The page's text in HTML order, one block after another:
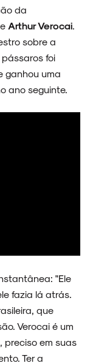
da
Arthur Verocai
sobre a
foi
ganhou uma
ano seguinte.
"Ele
fazia lá atrás.
que
Verocai é um
preciso em suas
Ter a